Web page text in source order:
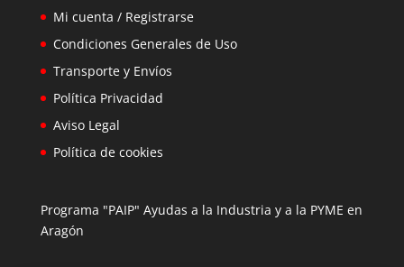
Mi cuenta / Registrarse
Condiciones Generales de Uso
Transporte y Envíos
Política Privacidad
Aviso Legal
Política de cookies
Programa "PAIP" Ayudas a la Industria y a la PYME en
Aragón